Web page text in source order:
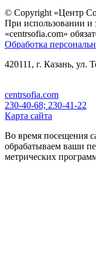
© Copyright «Центр
При использовании и
«centrsofia.com»
Обработка
420111, г. Казань, ул.
centrsofia.com
230-40-68; 230-41-22
Карта сайта
Во время посещения
обрабатываем ваши
метрических